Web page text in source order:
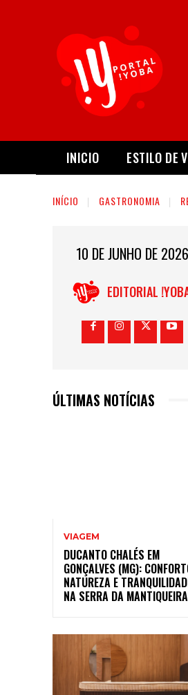
INICIO ESTILO DE
INÍCIO GASTRONOMIA
10 DE JUNHO DE 2026
EDITORIAL
ÚLTIMAS NOTÍCIAS
VIAGEM
DUCANTO CHALÉS EM
GONÇALVES (MG):
NATUREZA E
NA SERRA DA MANTIQUEIRA